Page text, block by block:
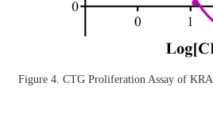
Figure 4. CTG Proliferation Assay of